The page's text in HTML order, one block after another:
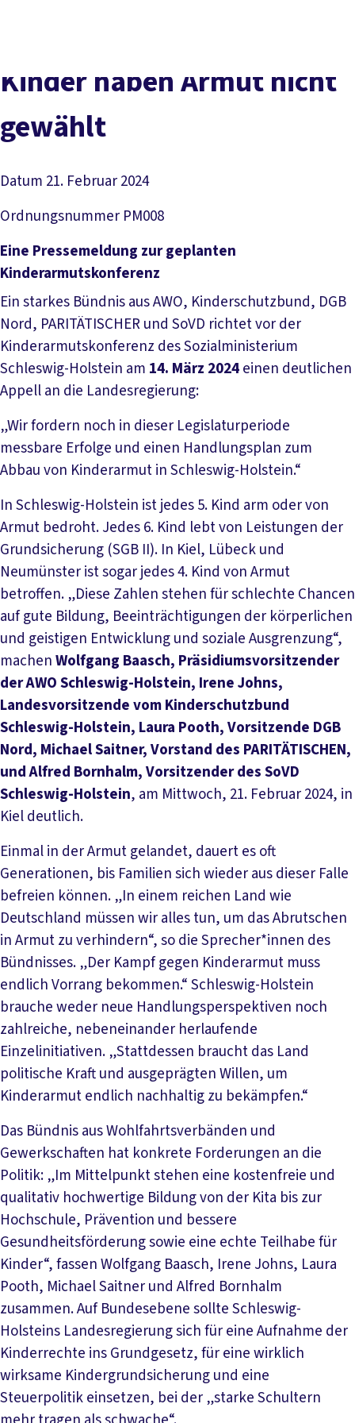
Service
Mitmachen
Kin­der ha­ben Ar­mut nicht
ge­wählt
Datum 21. Februar 2024
Ordnungsnummer PM008
Eine Pressemeldung zur geplanten
Kinderarmutskonferenz
Ein starkes Bündnis aus AWO, Kinderschutzbund, DGB
Nord, PARITÄTISCHER und SoVD richtet vor der
Kinderarmutskonferenz des Sozialministerium
Schleswig-Holstein am 14. März 2024einen deutlichen
Appell an die Landesregierung:
„Wir fordern noch in dieser Legislaturperiode
messbare Erfolge und einen Handlungsplan zum
Abbau von Kinderarmut in Schleswig-Holstein.“
In Schleswig-Holstein ist jedes 5. Kind arm oder von
Armut bedroht. Jedes 6. Kind lebt von Leistungen der
Grundsicherung (SGB II). In Kiel, Lübeck und
Neumünster ist sogar jedes 4. Kind von Armut
betroffen. „Diese Zahlen stehen für schlechte Chancen
auf gute Bildung, Beeinträchtigungen der körperlichen
und geistigen Entwicklung und soziale Ausgrenzung“,
machenWolfgang Baasch, Präsidiumsvorsitzender
der AWO Schleswig-Holstein, Irene Johns,
Landesvorsitzende vom Kinderschutzbund
Schleswig-Holstein, Laura Pooth, Vorsitzende DGB
Nord, Michael Saitner, Vorstand des PARITÄTISCHEN,
und Alfred Bornhalm, Vorsitzender des SoVD
Schleswig-Holstein, am Mittwoch, 21. Februar 2024, in
Kiel deutlich.
Einmal in der Armut gelandet, dauert es oft
Generationen, bis Familien sich wieder aus dieser Falle
befreien können. „In einem reichen Land wie
Deutschland müssen wir alles tun, um das Abrutschen
in Armut zu verhindern“, so die Sprecher*innen des
Bündnisses. „Der Kampf gegen Kinderarmut muss
endlich Vorrang bekommen.“ Schleswig-Holstein
brauche weder neue Handlungsperspektiven noch
zahlreiche, nebeneinander herlaufende
Einzelinitiativen. „Stattdessen braucht das Land
politische Kraft und ausgeprägten Willen, um
Kinderarmut endlich nachhaltig zu bekämpfen.“
Das Bündnis aus Wohlfahrtsverbänden und
Gewerkschaften hat konkrete Forderungen an die
Politik: „Im Mittelpunkt stehen eine kostenfreie und
qualitativ hochwertige Bildung von der Kita bis zur
Hochschule, Prävention und bessere
Gesundheitsförderung sowie eine echte Teilhabe für
Kinder“, fassen Wolfgang Baasch, Irene Johns, Laura
Pooth, Michael Saitner und Alfred Bornhalm
zusammen. Auf Bundesebene sollte Schleswig-
Holsteins Landesregierung sich für eine Aufnahme der
Kinderrechte ins Grundgesetz, für eine wirklich
wirksame Kindergrundsicherung und eine
Steuerpolitik einsetzen, bei der „starke Schultern